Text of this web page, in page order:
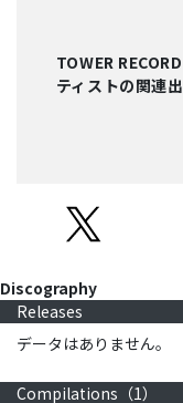
TOWER
ティストの関連
Discography
Releases
データはありません。
Compilations（1）